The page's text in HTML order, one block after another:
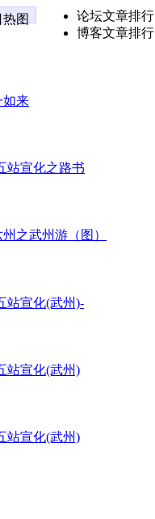
热图
论坛文章排行
博客文章排行
如来
站宣化之路书
之武州游（图）
站宣化(武州)-
站宣化(武州)
站宣化(武州)